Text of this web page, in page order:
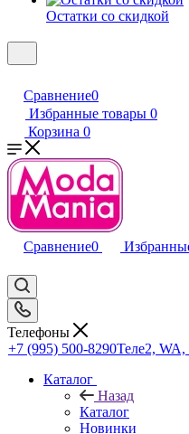
Остатки со скидкой
Сравнение0
Избранные товары 0
Корзина 0
Сравнение0
Телефоны
+7 (995) 500-8290Теле2,
Каталог
Назад
Каталог
Новинки